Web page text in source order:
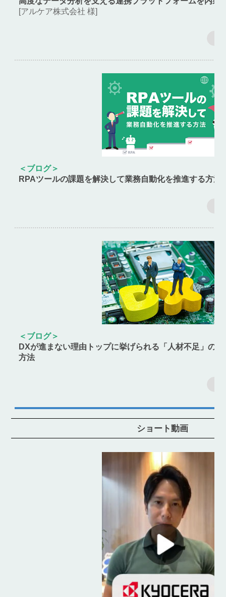
[アルケア株式会社 様]
＜ブログ＞
RPAツールの課題を解決して業務自動化を推進する方法
＜ブログ＞
DXが進まない理由トップに挙げられる「人材不足」の
方法
ショート動画